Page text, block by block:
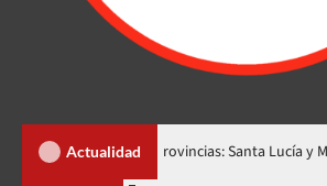
Actualidad
nuevas provincias: Santa Lucía y Matías